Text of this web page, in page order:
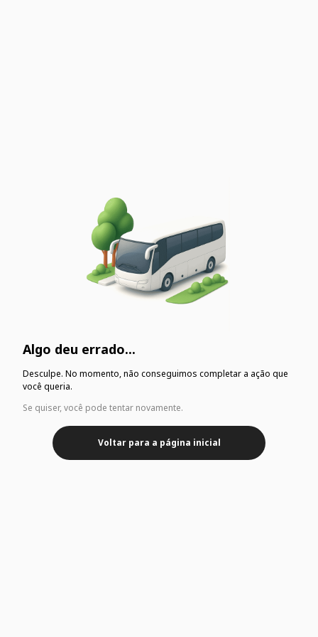
Algo deu errado...
Desculpe. No momento, não conseguimos completar a ação que
você queria.
Se quiser, você pode tentar novamente.
Voltar para a página inicial